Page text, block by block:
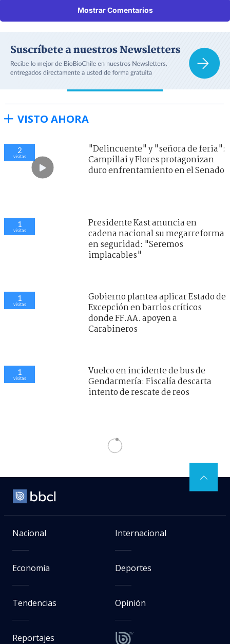
Mostrar Comentarios
VISTO AHORA
15
visitas
"Delincuente" y "señora de feria":
Campillai y Flores protagonizan
duro enfrentamiento en el Senado
9
visitas
Presidente Kast anuncia en
cadena nacional su megarreforma
en seguridad: "Seremos
implacables"
7
visitas
Gobierno plantea aplicar Estado de
Excepción en barrios críticos
donde FF.AA. apoyen a
Carabineros
7
visitas
Vuelco en incidente de bus de
Gendarmería: Fiscalía descarta
intento de rescate de reos
> Noticia
Bomberos declara controlado
incendio en planta química en
Quilicura tras casi 24 horas de